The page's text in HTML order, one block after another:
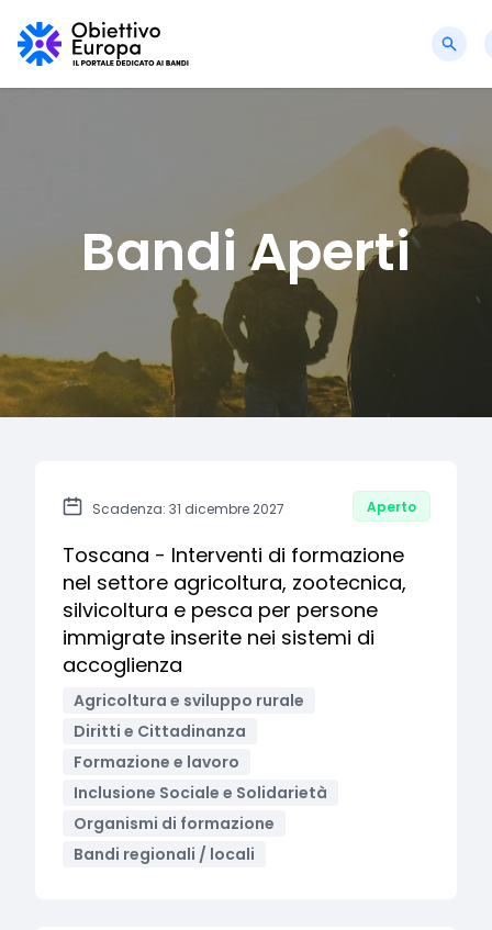
Bandi Aperti
Scadenza: 31 dicembre 2027 Aperto
Toscana - Interventi di formazione
nel settore agricoltura, zootecnica,
silvicoltura e pesca per persone
immigrate inserite nei sistemi di
accoglienza
Agricoltura e sviluppo rurale
Diritti e Cittadinanza
Formazione e lavoro
Inclusione Sociale e Solidarietà
Organismi di formazione
Bandi regionali / locali